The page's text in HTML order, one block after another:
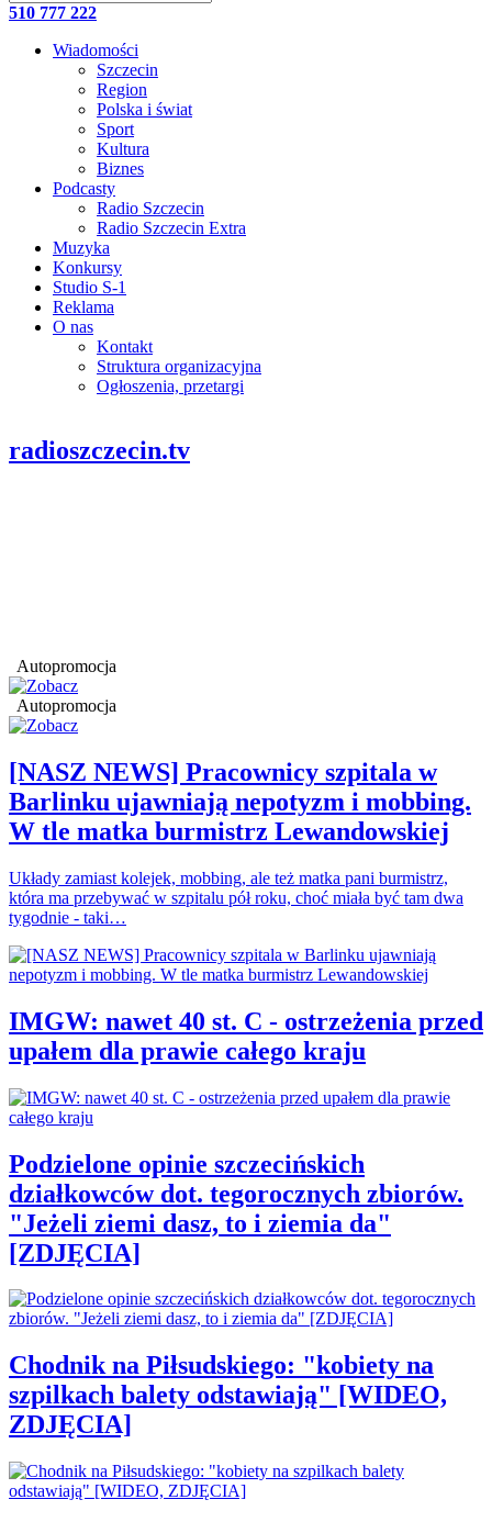
510 777 222
Wiadomości
Szczecin
Region
Polska i świat
Sport
Kultura
Biznes
Podcasty
Radio Szczecin
Radio Szczecin Extra
Muzyka
Konkursy
Studio S-1
Reklama
O nas
Kontakt
Struktura organizacyjna
Ogłoszenia, przetargi
radioszczecin.tv
Autopromocja
Autopromocja
[NASZ NEWS] Pracownicy szpitala w
Barlinku ujawniają nepotyzm i mobbing.
W tle matka burmistrz Lewandowskiej
Układy zamiast kolejek, mobbing, ale też matka pani burmistrz,
która ma przebywać w szpitalu pół roku, choć miała być tam dwa
tygodnie - taki…
IMGW: nawet 40 st. C - ostrzeżenia przed
upałem dla prawie całego kraju
Podzielone opinie szczecińskich
działkowców dot. tegorocznych zbiorów.
"Jeżeli ziemi dasz, to i ziemia da"
[ZDJĘCIA]
Chodnik na Piłsudskiego: "kobiety na
szpilkach balety odstawiają" [WIDEO,
ZDJĘCIA]